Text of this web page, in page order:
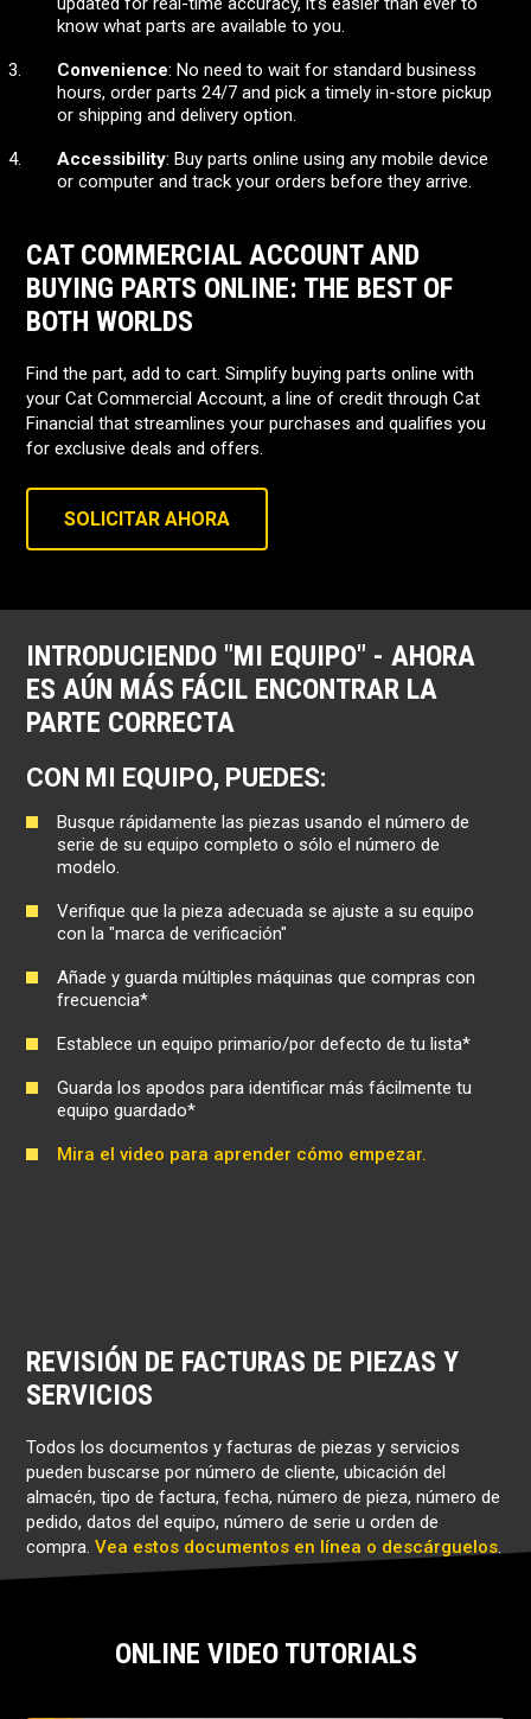
know what parts are available to you.
Convenience: No need to wait for standard business
hours, order parts 24/7 and pick a timely in-store pickup
or shipping and delivery option.
Accessibility: Buy parts online using any mobile device
or computer and track your orders before they arrive.
CAT COMMERCIAL ACCOUNT AND
BUYING PARTS ONLINE: THE BEST OF
BOTH WORLDS
Find the part, add to cart. Simplify buying parts online with
your Cat Commercial Account, a line of credit through Cat
Financial that streamlines your purchases and qualifies you
for exclusive deals and offers.
SOLICITAR AHORA
INTRODUCIENDO "MI EQUIPO" - AHORA
ES AÚN MÁS FÁCIL ENCONTRAR LA
PARTE CORRECTA
CON MI EQUIPO, PUEDES:
Busque rápidamente las piezas usando el número de
serie de su equipo completo o sólo el número de
modelo.
Verifique que la pieza adecuada se ajuste a su equipo
con la "marca de verificación"
Añade y guarda múltiples máquinas que compras con
frecuencia*
Establece un equipo primario/por defecto de tu lista*
Guarda los apodos para identificar más fácilmente tu
equipo guardado*
Mira el video para aprender cómo empezar.
REVISIÓN DE FACTURAS DE PIEZAS Y
SERVICIOS
Todos los documentos y facturas de piezas y servicios
pueden buscarse por número de cliente, ubicación del
almacén, tipo de factura, fecha, número de pieza, número de
pedido, datos del equipo, número de serie u orden de
compra. Vea estos documentos en línea o descárguelos.
ONLINE VIDEO TUTORIALS